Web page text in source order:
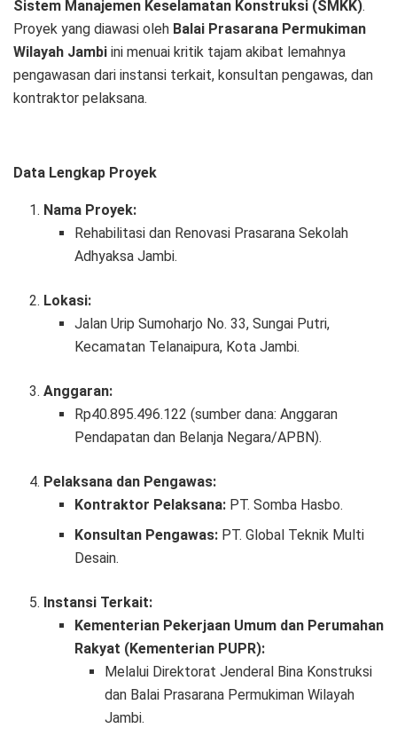
Sistem Manajemen Keselamatan Konstruksi (SMKK).
Proyek yang diawasi oleh Balai Prasarana Permukiman
Wilayah Jambi ini menuai kritik tajam akibat lemahnya
pengawasan dari instansi terkait, konsultan pengawas, dan
kontraktor pelaksana.
Data Lengkap Proyek
Nama Proyek:
Rehabilitasi dan Renovasi Prasarana Sekolah
Adhyaksa Jambi.
Lokasi:
Jalan Urip Sumoharjo No. 33, Sungai Putri,
Kecamatan Telanaipura, Kota Jambi.
Anggaran:
Rp40.895.496.122 (sumber dana: Anggaran
Pendapatan dan Belanja Negara/APBN).
Pelaksana dan Pengawas:
Kontraktor Pelaksana:PT. Somba Hasbo.
Konsultan Pengawas:PT. Global Teknik Multi
Desain.
Instansi Terkait:
Kementerian Pekerjaan Umum dan Perumahan
Rakyat (Kementerian PUPR):
Melalui Direktorat Jenderal Bina Konstruksi
dan Balai Prasarana Permukiman Wilayah
Jambi.